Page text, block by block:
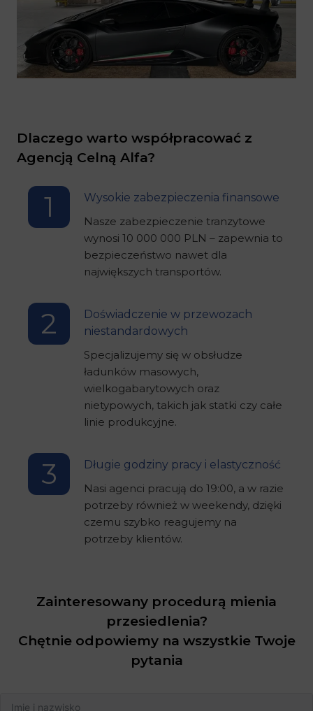
Dlaczego warto współpracować z
Agencją Celną Alfa?
1
Wysokie zabezpieczenia finansowe
Nasze zabezpieczenie tranzytowe
wynosi 10 000 000 PLN – zapewnia to
bezpieczeństwo nawet dla
największych transportów.
2
Doświadczenie w przewozach
niestandardowych
Specjalizujemy się w obsłudze
ładunków masowych,
wielkogabarytowych oraz
nietypowych, takich jak statki czy całe
linie produkcyjne.
3
Długie godziny pracy i elastyczność
Nasi agenci pracują do 19:00, a w razie
potrzeby również w weekendy, dzięki
czemu szybko reagujemy na
potrzeby klientów.
Zainteresowany procedurą mienia
przesiedlenia?
Chętnie odpowiemy na wszystkie Twoje
pytania